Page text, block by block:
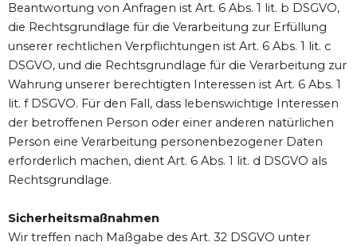
Beantwortung von Anfragen ist Art. 6 Abs. 1 lit. b DSGVO,
die Rechtsgrundlage für die Verarbeitung zur Erfüllung
unserer rechtlichen Verpflichtungen ist Art. 6 Abs. 1 lit. c
DSGVO, und die Rechtsgrundlage für die Verarbeitung zur
Wahrung unserer berechtigten Interessen ist Art. 6 Abs. 1
lit. f DSGVO. Für den Fall, dass lebenswichtige Interessen
der betroffenen Person oder einer anderen natürlichen
Person eine Verarbeitung personenbezogener Daten
erforderlich machen, dient Art. 6 Abs. 1 lit. d DSGVO als
Rechtsgrundlage.
Sicherheitsmaßnahmen
Wir treffen nach Maßgabe des Art. 32 DSGVO unter